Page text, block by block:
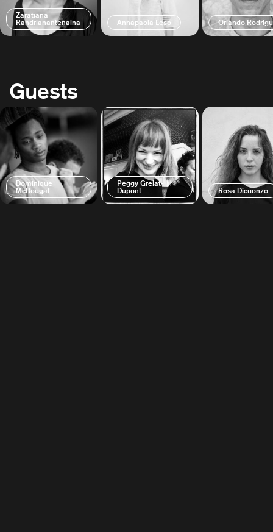
Zaratiana
Randrianantenaina
Annapaola Leso Orlando
Guests
Dominique
McDougal
Peggy Grelat-
Dupont
Rosa Dicuonzo